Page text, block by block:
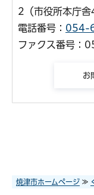
2（市役所本庁舎
電話番号： 054-
ファクス番号
焼津市ホームページ ≫